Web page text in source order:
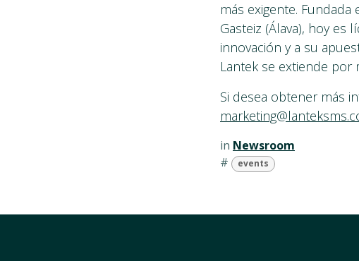
más exigente.
Gasteiz (Álava), hoy es
innovación y a su
Lantek se extiende por
Si desea obtener más
in Newsroom
#
events